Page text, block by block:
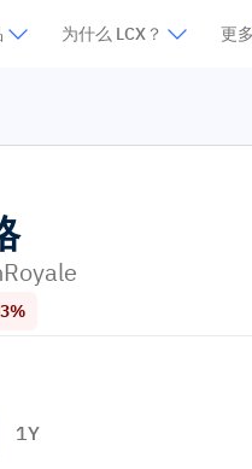
为什么 LCX？ 更多
1Y